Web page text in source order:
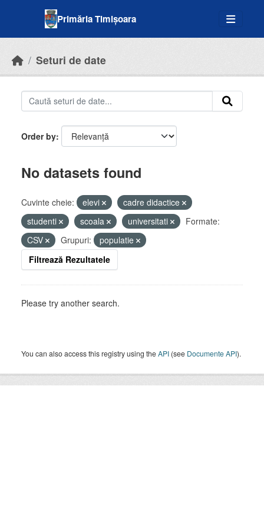
Primăria Timișoara
Seturi de date
Order by
No datasets found
Cuvinte cheie: elevi
cadre didactice
studenti
scoala universitati
Formate:
CSV
Grupuri:
populatie
Filtrează Rezultatele
Please try another search.
You can also access this registry using theAPI (see Documente API).